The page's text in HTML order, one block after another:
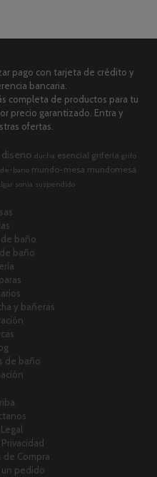
pago con tarjeta de crédito y
bancaria.
completa de productos para tu
precio garantizado. Entra y
ofertas.
diseno ducha esencial griferia grifo
bano mundo-mesa mundomesa
sonia suspendido
baño
baño
y bañeras
de baño
de Compra
pedido